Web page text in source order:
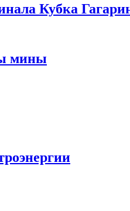
Кубка
мины